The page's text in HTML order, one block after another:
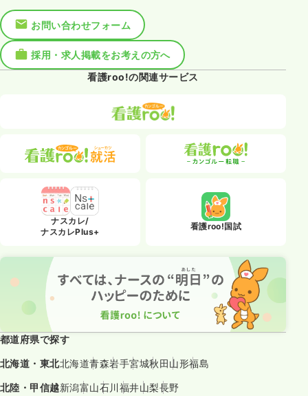
お問い合わせフォーム
採用・求人掲載をお考えの方へ
看護roo!の関連サービス
ナスカレ/
ナスカレPlus+
看護roo!国試
都道府県で探す
北海道・東北北海道青森岩手宮城秋田山形福島
北陸・甲信越新潟富山石川福井山梨長野